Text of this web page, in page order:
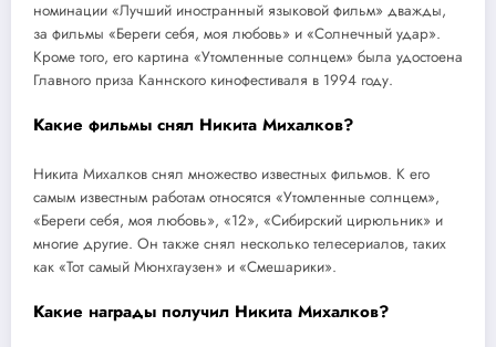
номинации «Лучший иностранный языковой фильм» дважды,
за фильмы «Береги себя, моя любовь» и «Солнечный удар».
Кроме того, его картина «Утомленные солнцем» была удостоена
Главного приза Каннского кинофестиваля в 1994 году.
Какие фильмы снял Никита Михалков?
Никита Михалков снял множество известных фильмов. К его
самым известным работам относятся «Утомленные солнцем»,
«Береги себя, моя любовь», «12», «Сибирский цирюльник» и
многие другие. Он также снял несколько телесериалов, таких
как «Тот самый Мюнхгаузен» и «Смешарики».
Какие награды получил Никита Михалков?